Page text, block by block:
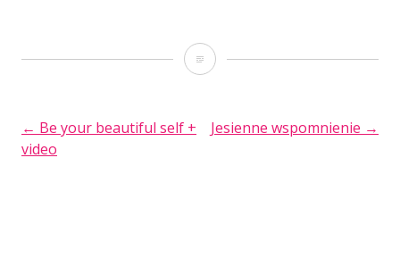
Inspiracyjny
album
POST
← Be your beautiful self +
video
Jesienne wspomnienie →